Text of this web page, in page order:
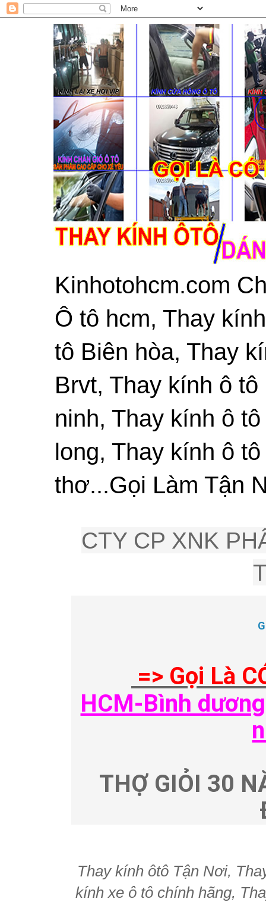
Kinhotohcm.com
Ô tô hcm, Thay
tô Biên hòa, Thay
Brvt, Thay kính ô
ninh, Thay kính ô
long, Thay kính ô
thơ...Gọi Làm Tận
CTY CP XNK
=> Gọi Là
HCM-Bình
THỢ GIỎI 30
Thay kính ôtô Tận Nơi,
kính xe ô tô chính hãng,